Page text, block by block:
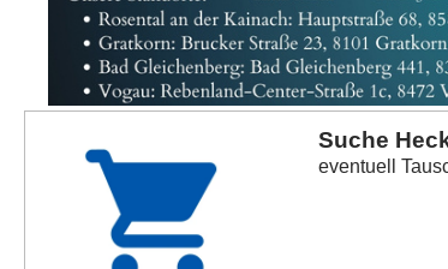
Suche
eventuell